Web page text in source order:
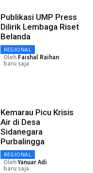
Publikasi UMP Press
Dilirik Lembaga Riset
Belanda
REGIONAL
Oleh Faishal Raihan
baru saja
Kemarau Picu Krisis
Air di Desa
Sidanegara
Purbalingga
REGIONAL
OlehYanuar Adi
baru saja